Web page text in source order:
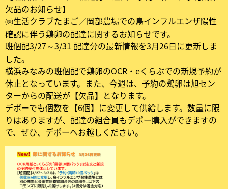
（3/26
更
新）
欠品のお知らせ】
㈱生活クラブたまご／岡部農場での鳥インフルエンザ陽性
確認に伴う鶏卵の配達に関するお知らせです。
班個配3/27～3/31 配達分の最新情報を3月26日に更新しま
した。
横浜みなみの班個配で鶏卵のOCR・eくらぶでの新規予約が
休止となっています。また、今週は、予約の鶏卵は旭セン
ターからの配送が【欠品】となります。
デポーでも個数を【6個】に変更して供給します。数量に限
りはありますが、配達の組合員もデポー購入ができますの
で、ぜひ、デポーへお越しください。